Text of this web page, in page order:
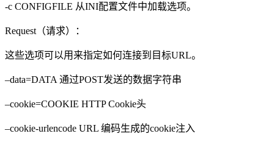
-c CONFIGFILE 从INI配置文件中加载选项。
Request（请求）：
这些选项可以用来指定如何连接到目标URL。
–data=DATA 通过POST发送的数据字符串
–cookie=COOKIE HTTP Cookie头
–cookie-urlencode URL 编码生成的cookie注入